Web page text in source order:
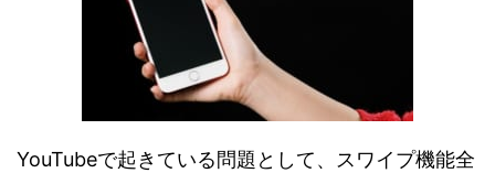
YouTubeで起きている問題として、スワイプ機能全